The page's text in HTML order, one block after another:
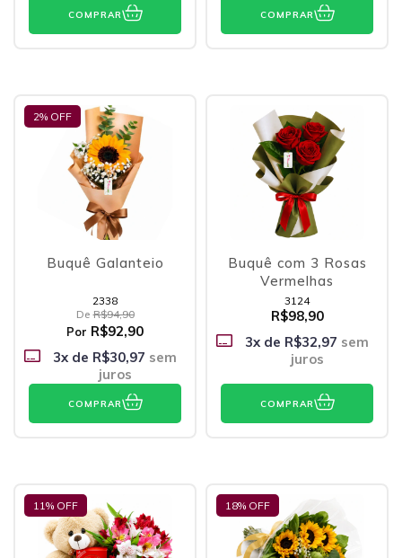
COMPRAR COMPRAR
2% OFF
Buquê Galanteio
2338
De R$94,90
Por R$92,90
3x de R$30,97 sem
juros
COMPRAR
Buquê com 3 Rosas
Vermelhas
3124
R$98,90
3x de R$32,97 sem
juros
COMPRAR
11% OFF 18% OFF